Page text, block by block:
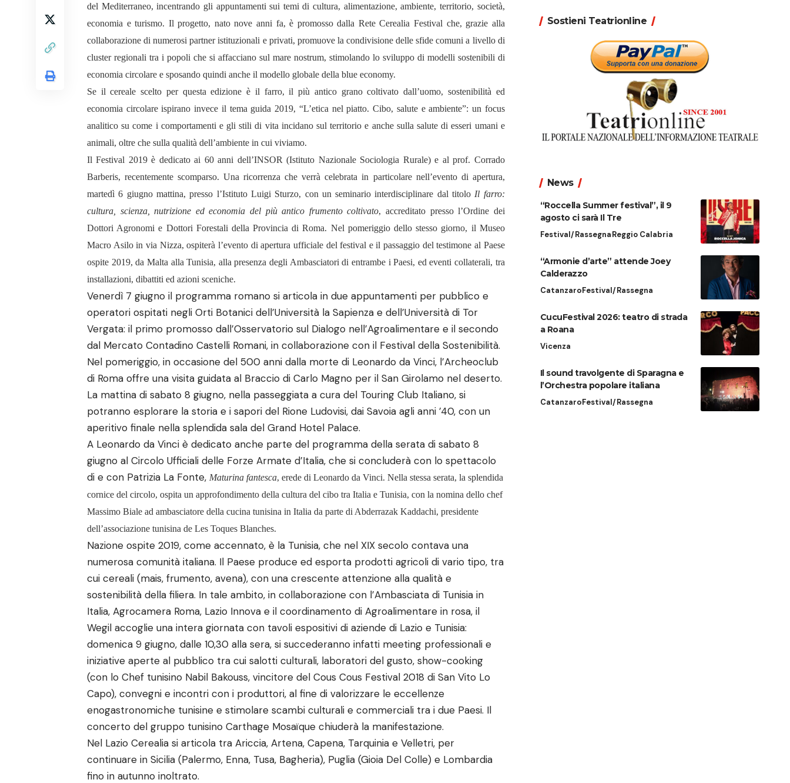
del Mediterraneo, incentrando gli appuntamenti sui temi di cultura, alimentazione, ambiente, territorio, società,
economia e turismo. Il progetto, nato nove anni fa, è promosso dalla Rete Cerealia Festival che, grazie alla
collaborazione di numerosi partner istituzionali e privati, promuove la condivisione delle sfide comuni a livello di
cluster regionali tra i popoli che si affacciano sul mare nostrum, stimolando lo sviluppo di modelli sostenibili di
economia circolare e sposando quindi anche il modello globale della blue economy.
Se il cereale scelto per questa edizione è il farro, il più antico grano coltivato dall’uomo, sostenibilità ed
economia circolare ispirano invece il tema guida 2019, “L’etica nel piatto. Cibo, salute e ambiente”: un focus
analitico su come i comportamenti e gli stili di vita incidano sul territorio e anche sulla salute di esseri umani e
animali, oltre che sulla qualità dell’ambiente in cui viviamo.
Il Festival 2019 è dedicato ai 60 anni dell’INSOR (Istituto Nazionale Sociologia Rurale) e al prof. Corrado
Barberis, recentemente scomparso. Una ricorrenza che verrà celebrata in particolare nell’evento di apertura,
martedì 6 giugno mattina, presso l’Istituto Luigi Sturzo, con un seminario interdisciplinare dal titolo Il farro:
cultura, scienza, nutrizione ed economia del più antico frumento coltivato, accreditato presso l’Ordine dei
Dottori Agronomi e Dottori Forestali della Provincia di Roma. Nel pomeriggio dello stesso giorno, il Museo
Macro Asilo in via Nizza, ospiterà l’evento di apertura ufficiale del festival e il passaggio del testimone al Paese
ospite 2019, da Malta alla Tunisia, alla presenza degli Ambasciatori di entrambe i Paesi, ed eventi collaterali, tra
installazioni, dibattiti ed azioni sceniche.
Venerdì 7 giugno il programma romano si articola in due appuntamenti per pubblico e
operatori ospitati negli Orti Botanici dell’Università la Sapienza e dell’Università di Tor
Vergata: il primo promosso dall’Osservatorio sul Dialogo nell’Agroalimentare e il secondo
dal Mercato Contadino Castelli Romani, in collaborazione con il Festival della Sostenibilità.
Nel pomeriggio, in occasione del 500 anni dalla morte di Leonardo da Vinci, l’Archeoclub
di Roma offre una visita guidata al Braccio di Carlo Magno per il San Girolamo nel deserto.
La mattina di sabato 8 giugno, nella passeggiata a cura del Touring Club Italiano, si
potranno esplorare la storia e i sapori del Rione Ludovisi, dai Savoia agli anni ’40, con un
aperitivo finale nella splendida sala del Grand Hotel Palace.
A Leonardo da Vinci è dedicato anche parte del programma della serata di sabato 8
giugno al Circolo Ufficiali delle Forze Armate d’Italia, che si concluderà con lo spettacolo
di e con Patrizia La Fonte, Maturina fantesca, erede di Leonardo da Vinci. Nella stessa serata, la splendida
cornice del circolo, ospita un approfondimento della cultura del cibo tra Italia e Tunisia, con la nomina dello chef
Massimo Biale ad ambasciatore della cucina tunisina in Italia da parte di Abderrazak Kaddachi, presidente
dell’associazione tunisina de Les Toques Blanches.
Nazione ospite 2019, come accennato, è la Tunisia, che nel XIX secolo contava una
numerosa comunità italiana. Il Paese produce ed esporta prodotti agricoli di vario tipo, tra
cui cereali (mais, frumento, avena), con una crescente attenzione alla qualità e
sostenibilità della filiera. In tale ambito, in collaborazione con l’Ambasciata di Tunisia in
Italia, Agrocamera Roma, Lazio Innova e il coordinamento di Agroalimentare in rosa, il
Wegil accoglie una intera giornata con tavoli espositivi di aziende di Lazio e Tunisia:
domenica 9 giugno, dalle 10,30 alla sera, si succederanno infatti meeting professionali e
iniziative aperte al pubblico tra cui salotti culturali, laboratori del gusto, show-cooking
(con lo Chef tunisino Nabil Bakouss, vincitore del Cous Cous Festival 2018 di San Vito Lo
Capo), convegni e incontri con i produttori, al fine di valorizzare le eccellenze
enogastronomiche tunisine e stimolare scambi culturali e commerciali tra i due Paesi. Il
concerto del gruppo tunisino Carthage Mosaïque chiuderà la manifestazione.
Nel Lazio Cerealia si articola tra Ariccia, Artena, Capena, Tarquinia e Velletri, per
continuare in Sicilia (Palermo, Enna, Tusa, Bagheria), Puglia (Gioia Del Colle) e Lombardia
fino in autunno inoltrato.
Sostieni Teatrionline
News
“Roccella Summer festival”, il 9
agosto ci sarà Il Tre
Festival/RassegnaReggio Calabria
“Armonie d’arte” attende Joey
Calderazzo
CatanzaroFestival/Rassegna
CucuFestival 2026: teatro di strada
a Roana
Vicenza
Il sound travolgente di Sparagna e
l’Orchestra popolare italiana
CatanzaroFestival/Rassegna